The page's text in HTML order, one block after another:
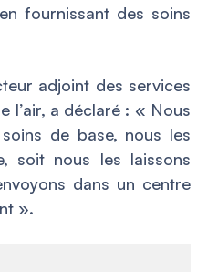
fournissant des soins
adjoint des services
l’air, a déclaré : « Nous
de base, nous les
soit nous les laissons
dans un centre
».